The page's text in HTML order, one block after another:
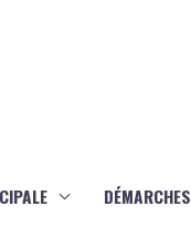
DÉMARCHES